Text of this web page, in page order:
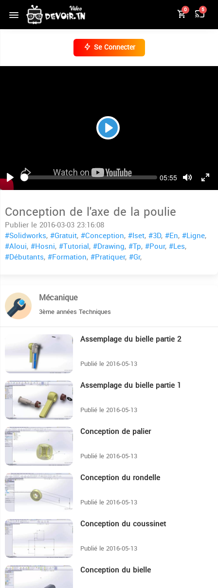
0 5
Se Connecter
Play
Play
Seek Current
05:55
Conception de l'axe de la poulie
Publier le 2016-03-03 23:16:08
#Solidworks,#Gratuit,#Conception,#Iset,#3D,#En,#Ligne,
#Aloui,#Hosni,#Tutorial,#Drawing,#Tp,#Pour,#Les,
#Débutants,#Formation,#Pratiquer,#Gr,
Mécanique
3ème années Techniques
Assemplage du bielle partie 2
Publié le 2016-05-13
4:25 Assemplage du bielle partie 1
Publié le 2016-05-13
9:59 Conception de palier
Publié le 2016-05-13
2:46 Conception du rondelle
Publié le 2016-05-13
4:16 Conception du coussinet
Publié le 2016-05-13
9:55 Conception du bielle